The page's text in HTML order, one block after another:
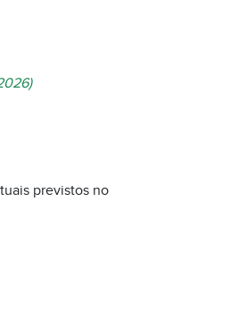
previstos no